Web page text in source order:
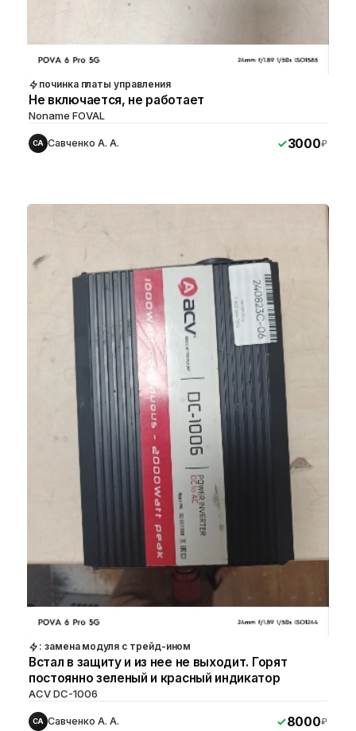
починка платы управления
Не включается, не работает
Noname FOVAL
СА Савченко А. А. 3000₽
: замена модуля с трейд-ином
Встал в защиту и из нее не выходит. Горят
постоянно зеленый и красный индикатор
ACV DC-1006
СА Савченко А. А. 8000₽